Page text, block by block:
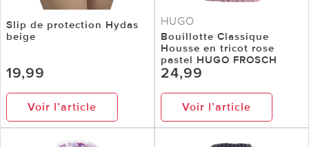
Slip de protection Hydas
beige
19,99
Voir l’article
HUGO
Bouillotte Classique
Housse en tricot rose
pastel HUGO FROSCH
24,99
Voir l’article